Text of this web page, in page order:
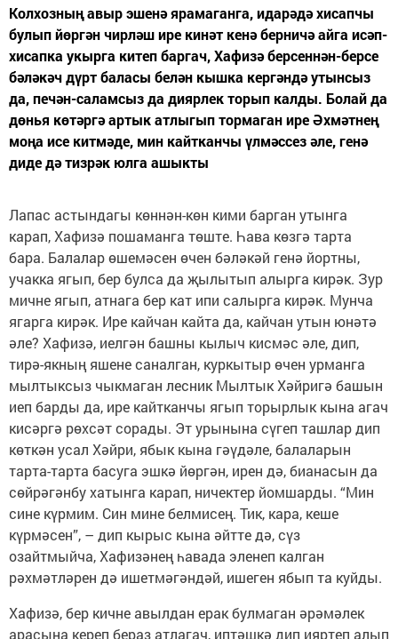
Колхозның авыр эшенә ярамаганга, идарәдә хисапчы
булып йөргән чирләш ире кинәт кенә берничә айга исәп-
хисапка укырга китеп баргач, Хафизә берсеннән-берсе
бәләкәч дүрт баласы белән кышка кергәндә утынсыз
да, печән-саламсыз да диярлек торып калды. Болай да
дөнья көтәргә артык атлыгып тормаган ире Әхмәтнең
моңа исе китмәде, мин кайтканчы үлмәссез әле, генә
диде дә тизрәк юлга ашыкты
Лапас астындагы көннән-көн кими барган утынга
карап, Хафизә пошаманга төште. Һава көзгә тарта
бара. Балалар өшемәсен өчен бәләкәй генә йортны,
учакка ягып, бер булса да җылытып алырга кирәк. Зур
мичне ягып, атнага бер кат ипи салырга кирәк. Мунча
ягарга кирәк. Ире кайчан кайта да, кайчан утын юнәтә
әле? Хафизә, иелгән башны кылыч кисмәс әле, дип,
тирә-якның яшене саналган, куркытыр өчен урманга
мылтыксыз чыкмаган лесник Мылтык Хәйригә башын
иеп барды да, ире кайтканчы ягып торырлык кына агач
кисәргә рөхсәт сорады. Эт урынына сүгеп ташлар дип
көткән усал Хәйри, ябык кына гәүдәле, балаларын
тарта-тарта басуга эшкә йөргән, ирен дә, бианасын да
сөйрәгәнбу хатынга карап, ничектер йомшарды. “Мин
сине күрмим. Син мине белмисең. Тик, кара, кеше
күрмәсен”, – дип кырыс кына әйтте дә, сүз
озайтмыйча, Хафизәнең һавада эленеп калган
рәхмәтләрен дә ишетмәгәндәй, ишеген ябып та куйды.
Хафизә, бер кичне авылдан ерак булмаган әрәмәлек
арасына кереп бераз атлагач, иптәшкә дип ияртеп алып